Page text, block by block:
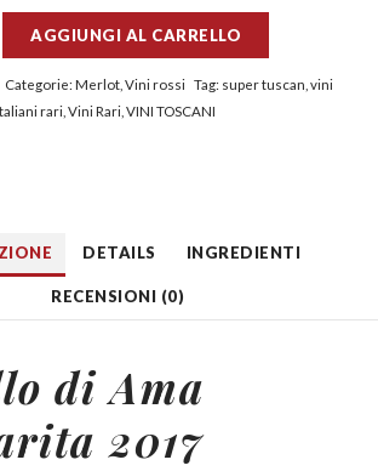
AGGIUNGI AL CARRELLO
Categorie: Merlot, Vini rossi Tag: super tuscan ,vini
rari, Vini Rari, VINI TOSCANI
DETAILS INGREDIENTI
RECENSIONI (0)
di Ama
2017